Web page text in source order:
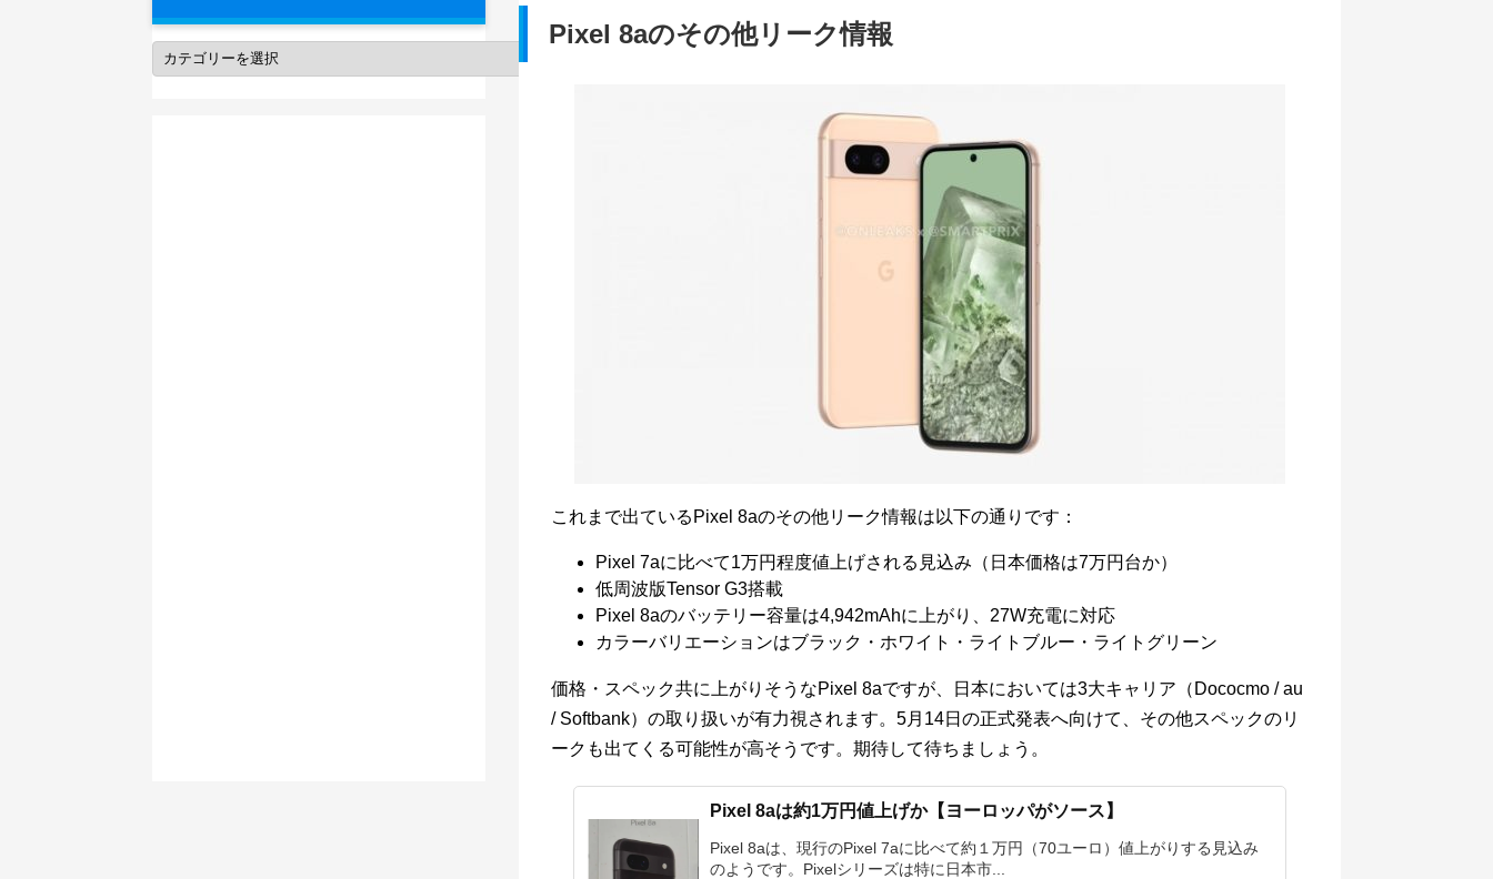
Pixel 8aのその他リーク情報
これまで出ているPixel 8aのその他リーク情報は以下の通りです：
Pixel 7aに比べて1万円程度値上げされる見込み（日本価格は7万円台か）
低周波版Tensor G3搭載
Pixel 8aのバッテリー容量は4,942mAhに上がり、27W充電に対応
カラーバリエーションはブラック・ホワイト・ライトブルー・ライトグリーン
価格・スペック共に上がりそうなPixel 8aですが、日本においては3大キャリア（Dococmo / au
/ Softbank）の取り扱いが有力視されます。5月14日の正式発表へ向けて、その他スペックのリ
ークも出てくる可能性が高そうです。期待して待ちましょう。
Pixel 8aは約1万円値上げか【ヨーロッパがソース】
Pixel 8aは、現行のPixel 7aに比べて約１万円（70ユーロ）値上がりする見込み
のようです。Pixelシリーズは特に日本市...